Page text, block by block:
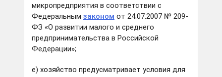
микропредприятия в соответствии с
Федеральным законом от 24.07.2007 № 209-
ФЗ «О развитии малого и среднего
предпринимательства в Российской
Федерации»;
е) хозяйство предусматривает условия для